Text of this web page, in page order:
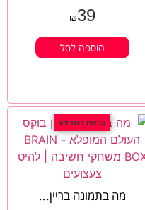
₪39
הוספה לסל
עכשיו במבצע
מה בתמונה בריין...